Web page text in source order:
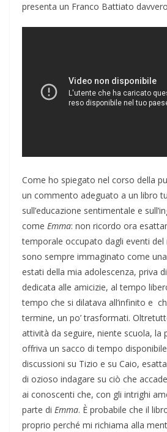
presenta un Franco Battiato
Come ho spiegato nel corso della
un commento adeguato a un libro
sull’educazione sentimentale e
come Emma: non ricordo ora
temporale occupato dagli eventi
sono sempre immaginato come
estati della mia adolescenza, priva
dedicata alle amicizie, al tempo
tempo che si dilatava all’infinito e
termine, un po’ trasformati.
attività da seguire, niente scuola, la
offriva un sacco di tempo
discussioni su Tizio e su Caio,
di ozioso indagare su ciò che
ai conoscenti che, con gli intrighi
parte di Emma. È probabile che il
proprio perché mi richiama alla